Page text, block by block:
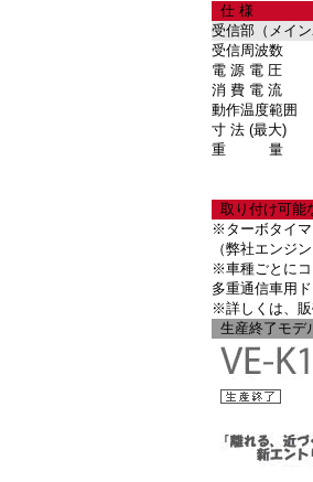
仕 様
受信部（メイン
受信周波数
電 源 電 圧
消 費 電 流
動作温度範囲
寸 法 (最大)
重 量
取り付け可能
※ターボタイマ
（弊社エンジ
※車種ごとにコ
多重通信車用
※詳しくは、販
生産終了モデ